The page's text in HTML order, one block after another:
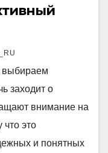
выбираем
заходит о
внимание на
это
и понятных